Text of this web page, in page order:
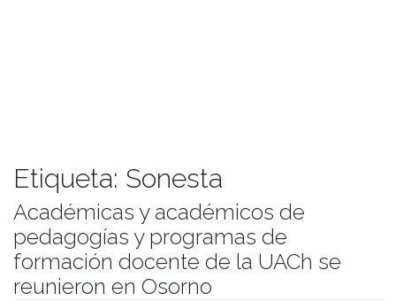
Etiqueta: Sonesta
Académicas y académicos de
pedagogías y programas de
formación docente de la UACh se
reunieron en Osorno